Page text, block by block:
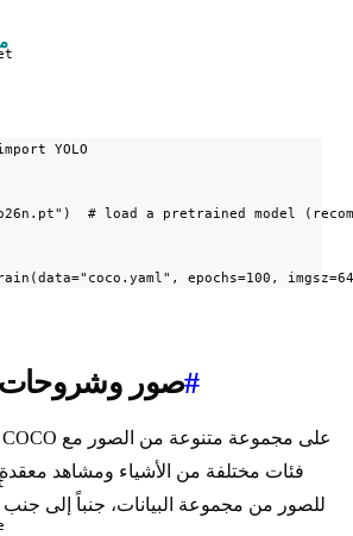
YOLO
# load a pretrained model
epochs=100,
صور وشروحات#
فئات مختلفة من الأشياء ومشاهد
للصور من مجموعة البيانات، جنباً إلى جنب